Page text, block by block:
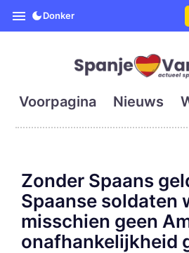
SpanjeVandaag is
Donker
Voorpagina Nieuws
Zonder Spaans
Spaanse soldaten
misschien geen
onafhankelijkheid